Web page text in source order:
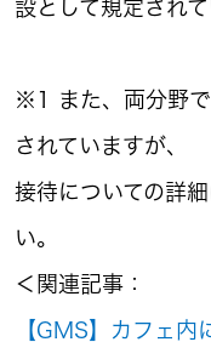
設として規定されて
※1 また、両分野で
されていますが、
接待についての詳
い。
＜関連記事：
【GMS】カフェ内